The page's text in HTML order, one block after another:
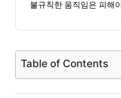
불규칙한 움직임은 피해
Table of Contents